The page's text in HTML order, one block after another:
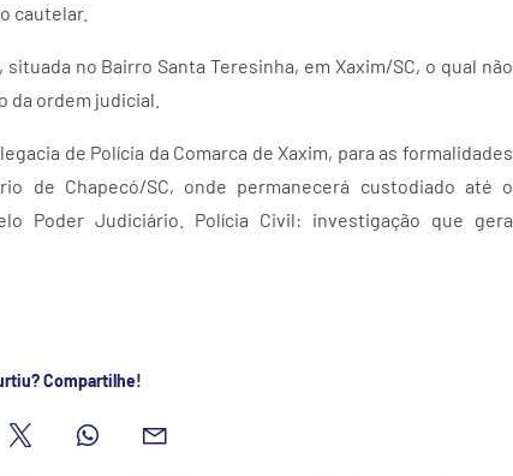
cautelar.
no Bairro Santa Teresinha, em Xaxim/SC, o qual não
ordem judicial.
de Polícia da Comarca de Xaxim, para as formalidades
de Chapecó/SC, onde permanecerá custodiado até o
Poder Judiciário. Polícia Civil: investigação que gera
Compartilhe!